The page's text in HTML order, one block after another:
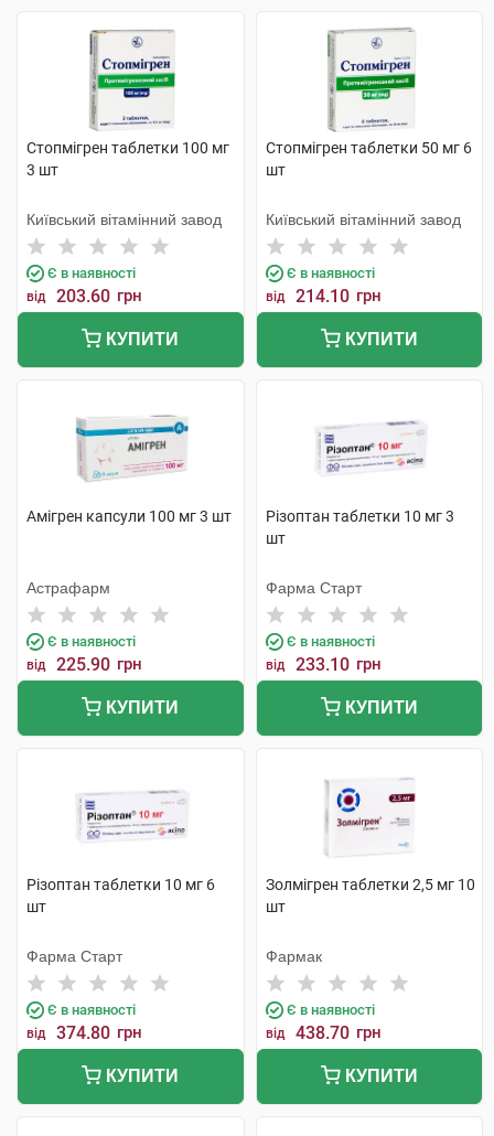
Стопмігрен таблетки 100 мг
3 шт
Київський вітамінний завод
Є в наявності
від 203.60 грн
КУПИТИ
Стопмігрен таблетки 50 мг 6
шт
Київський вітамінний завод
Є в наявності
від 214.10 грн
КУПИТИ
Амігрен капсули 100 мг 3 шт
Астрафарм
Є в наявності
від 225.90 грн
КУПИТИ
Різоптан таблетки 10 мг 3
шт
Фарма Старт
Є в наявності
від 233.10 грн
КУПИТИ
Різоптан таблетки 10 мг 6
шт
Фарма Старт
Є в наявності
від 374.80 грн
КУПИТИ
Золмігрен таблетки 2,5 мг 10
шт
Фармак
Є в наявності
від 438.70 грн
КУПИТИ